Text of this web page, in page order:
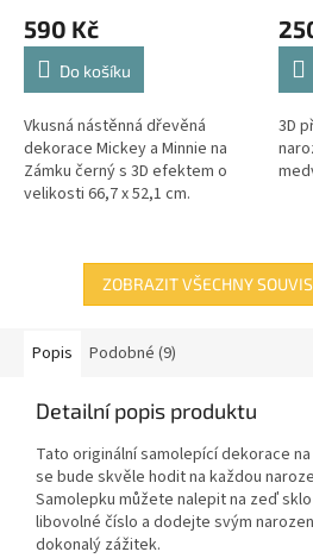
590 Kč
Do košíku
Vkusná nástěnná dřevěná
dekorace Mickey a Minnie na
Zámku černý s 3D efektem o
velikosti 66,7 x 52,1 cm.
3D
ZOBRAZIT VŠECHNY
Popis Podobné (9)
Detailní popis produktu
Tato originální samolepící dekorace
se bude skvěle hodit na každou
Samolepku můžete nalepit na zeď
libovolné číslo a dodejte svým
dokonalý zážitek.